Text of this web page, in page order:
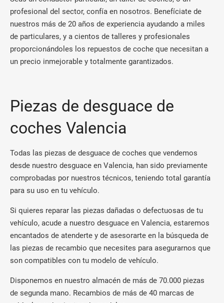
profesional del sector, confía en nosotros. Benefíciate de
nuestros más de 20 años de experiencia ayudando a miles
de particulares, y a cientos de talleres y profesionales
proporcionándoles los repuestos de coche que necesitan a
un precio inmejorable y totalmente garantizados.
Piezas de desguace de
coches Valencia
Todas las piezas de desguace de coches que vendemos
desde nuestro desguace en Valencia, han sido previamente
comprobadas por nuestros técnicos, teniendo total garantía
para su uso en tu vehículo.
Si quieres reparar las piezas dañadas o defectuosas de tu
vehículo, acude a nuestro desguace en Valencia, estaremos
encantados de atenderte y de asesorarte en la búsqueda de
las piezas de recambio que necesites para asegurarnos que
son compatibles con tu modelo de vehículo.
Disponemos en nuestro almacén de más de 70.000 piezas
de segunda mano. Recambios de más de 40 marcas de